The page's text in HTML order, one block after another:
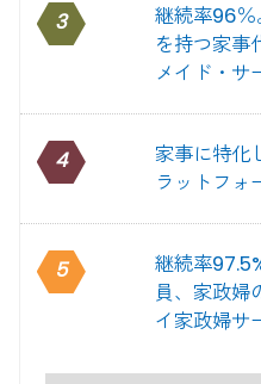
3
継続率96
を持つ家事
メイド・サ
4
家事に特化
ラットフォ
5
継続率
員、家政婦
イ家政婦サ